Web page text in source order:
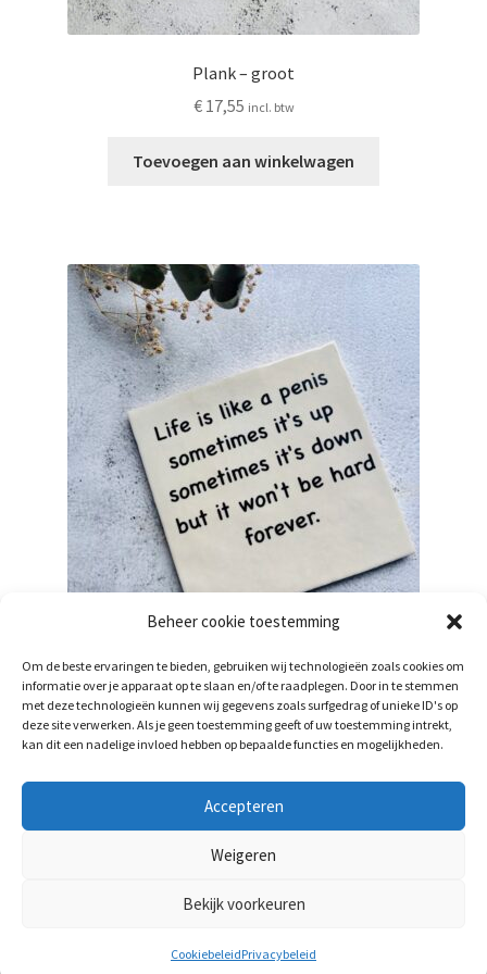
Beheer cookie toestemming
Om de beste ervaringen te bieden, gebruiken wij technologieën zoals cookies om
informatie over je apparaat op te slaan en/of te raadplegen. Door in te stemmen
met deze technologieën kunnen wij gegevens zoals surfgedrag of unieke ID's op
deze site verwerken. Als je geen toestemming geeft of uw toestemming intrekt,
kan dit een nadelige invloed hebben op bepaalde functies en mogelijkheden.
Accepteren
Weigeren
Bekijk voorkeuren
CookiebeleidPrivacybeleid
Plank – groot
€17,55 incl. btw
Toevoegen aan winkelwagen
€6,95 incl. btw
Toevoegen aan winkelwagen